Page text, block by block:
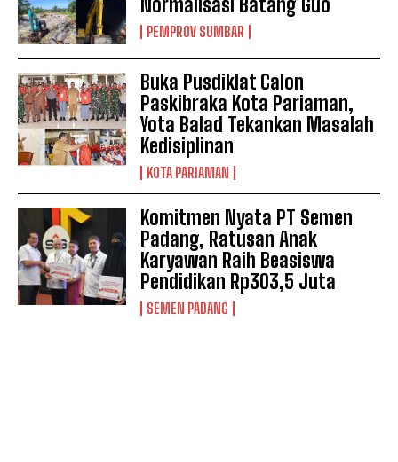
Normalisasi Batang Guo
PEMPROV SUMBAR
Buka Pusdiklat Calon
Paskibraka Kota Pariaman,
Yota Balad Tekankan Masalah
Kedisiplinan
KOTA PARIAMAN
Komitmen Nyata PT Semen
Padang, Ratusan Anak
Karyawan Raih Beasiswa
Pendidikan Rp303,5 Juta
SEMEN PADANG